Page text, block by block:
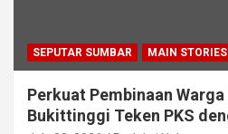
SEPUTAR SUMBAR MAIN STORIES
Perkuat Pembinaan
Bukittinggi Teken PKS